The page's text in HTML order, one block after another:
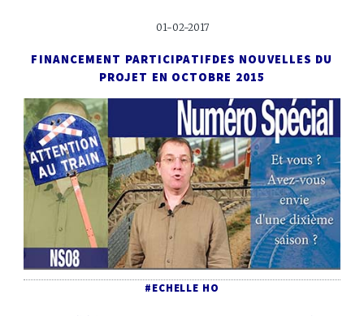
01-02-2017
FINANCEMENT PARTICIPATIFDES NOUVELLES DU
PROJET EN OCTOBRE 2015
#ECHELLE HO